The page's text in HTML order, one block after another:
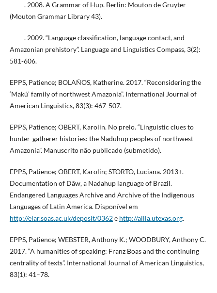
­_____. 2008. A Grammar of Hup. Berlin: Mouton de Gruyter
(Mouton Grammar Library 43).
_____. 2009. “Language classification, language contact, and
Amazonian prehistory”. Language and Linguistics Compass, 3(2):
581-606.
EPPS, Patience; BOLAÑOS, Katherine. 2017. “Reconsidering the
‘Makú’ family of northwest Amazonia”. International Journal of
American Linguistics, 83(3): 467-507.
EPPS, Patience; OBERT, Karolin. No prelo. “Linguistic clues to
hunter-gatherer histories: the Naduhup peoples of northwest
Amazonia”. Manuscrito não publicado (submetido).
EPPS, Patience; OBERT, Karolin; STORTO, Luciana. 2013+.
Documentation of Dâw, a Nadahup language of Brazil.
Endangered Languages Archive and Archive of the Indigenous
Languages of Latin America. Disponível em
http://elar.soas.ac.uk/deposit/0362e http://ailla.utexas.org.
EPPS, Patience; WEBSTER, Anthony K.; WOODBURY, Anthony C.
2017. “A humanities of speaking: Franz Boas and the continuing
centrality of texts”. International Journal of American Linguistics,
83(1): 41–78.